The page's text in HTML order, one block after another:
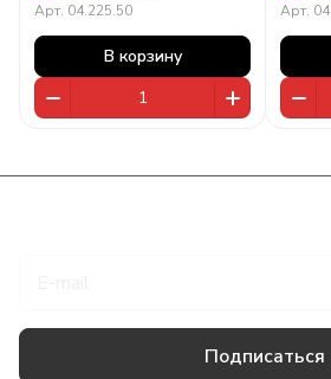
Арт. 04.225.50
В корзину
Арт.
Подписаться